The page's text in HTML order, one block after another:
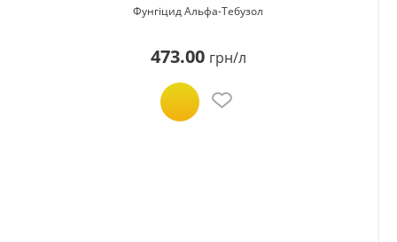
Фунгіцид Альфа-Тебузол
473.00 грн/л